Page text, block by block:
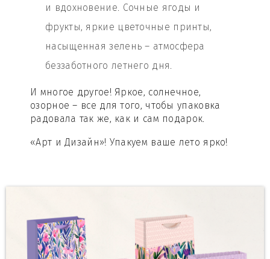
и вдохновение. Сочные ягоды и
фрукты, яркие цветочные принты,
насыщенная зелень – атмосфера
беззаботного летнего дня.
И многое другое! Яркое, солнечное,
озорное – все для того, чтобы упаковка
радовала так же, как и сам подарок.
«Арт и Дизайн»! Упакуем ваше лето ярко!